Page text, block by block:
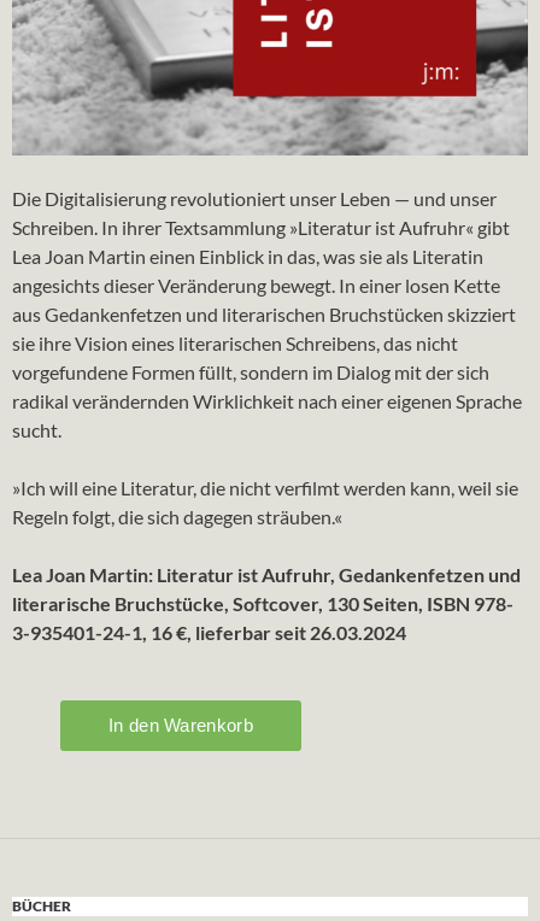
Die Digitalisierung revolutioniert unser Leben — und unser
Schreiben. In ihrer Textsammlung »Literatur ist Aufruhr« gibt
Lea Joan Martin einen Einblick in das, was sie als Literatin
angesichts dieser Veränderung bewegt. In einer losen Kette
aus Gedankenfetzen und literarischen Bruchstücken skizziert
sie ihre Vision eines literarischen Schreibens, das nicht
vorgefundene Formen füllt, sondern im Dialog mit der sich
radikal verändernden Wirklichkeit nach einer eigenen Sprache
sucht.
»Ich will eine Literatur, die nicht verfilmt werden kann, weil sie
Regeln folgt, die sich dagegen sträuben.«
Lea Joan Martin: Literatur ist Aufruhr, Gedankenfetzen und
literarische Bruchstücke, Softcover, 130 Seiten, ISBN 978-
3-935401-24-1, 16 €, lieferbar seit 26.03.2024
BÜCHER